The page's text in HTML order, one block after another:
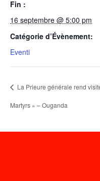
Fin :
16 septembre @ 5:00 pm
Catégorie d’Évènement:
Eventi
La Prieure générale rend
Martyrs » – Ouganda